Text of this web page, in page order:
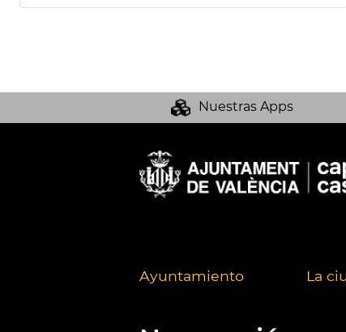
Nuestras Apps
Ayuntamiento La